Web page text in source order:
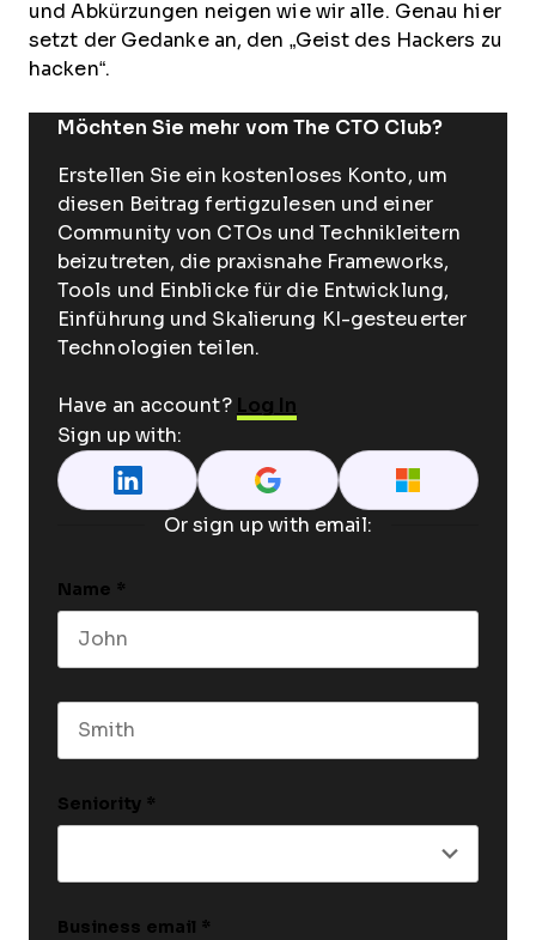
und Abkürzungen neigen wie wir alle. Genau hier
setzt der Gedanke an, den „Geist des Hackers zu
hacken“.
Möchten Sie mehr vom The CTO Club?
Erstellen Sie ein kostenloses Konto, um
diesen Beitrag fertigzulesen und einer
Community von CTOs und Technikleitern
beizutreten, die praxisnahe Frameworks,
Tools und Einblicke für die Entwicklung,
Einführung und Skalierung KI-gesteuerter
Technologien teilen.
Have an account? Log In
Sign up with:
Or sign up with email:
Name *
Seniority *
Business email *